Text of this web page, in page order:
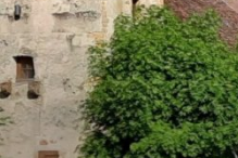
Ga
naar
de
inhoud